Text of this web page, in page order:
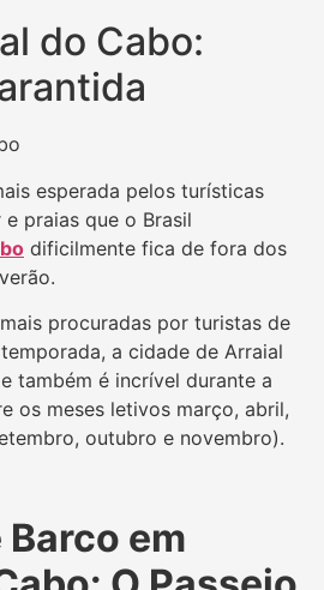
do Cabo:
esperada pelos turísticas
praias que o Brasil
dificilmente fica de fora dos
procuradas por turistas de
a cidade de Arraial
também é incrível durante a
os meses letivos março, abril,
outubro e novembro).
em